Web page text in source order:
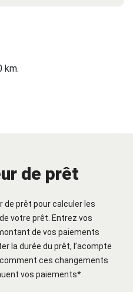
km.
de prêt
prêt pour calculer les
votre prêt. Entrez vos
de vos paiements
la durée du prêt, l’acompte
ces changements
vos paiements*.